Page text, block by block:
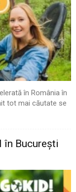
în România în
tot mai căutate se
în București